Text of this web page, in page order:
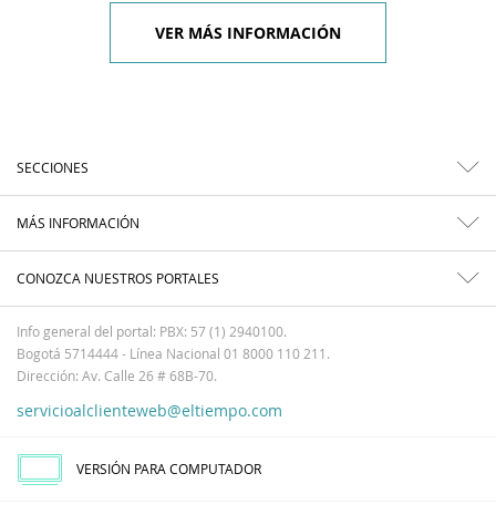
VER MÁS INFORMACIÓN
SECCIONES
MÁS INFORMACIÓN
CONOZCA NUESTROS PORTALES
Info general del portal: PBX: 57 (1) 2940100.
Bogotá 5714444 - Línea Nacional 01 8000 110 211.
Dirección: Av. Calle 26 # 68B-70.
servicioalclienteweb@eltiempo.com
VERSIÓN PARA COMPUTADOR